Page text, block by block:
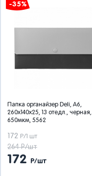
-35%
Папка органайзер Deli, А6,
260х140х25, 13 отедл., черная,
650мкм, 5562
172 Р/1 шт
264 Р/шт
172 Р/шт